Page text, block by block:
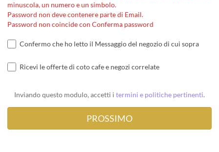
minuscola, un numero e un simbolo.
Password non deve contenere parte di Email.
Password non coincide con Conferma password
Confermo che ho letto il Messaggio del negozio di cui sopra
Ricevi le offerte di coto cafe e negozi correlate
Inviando questo modulo, accetti i termini e politiche pertinenti.